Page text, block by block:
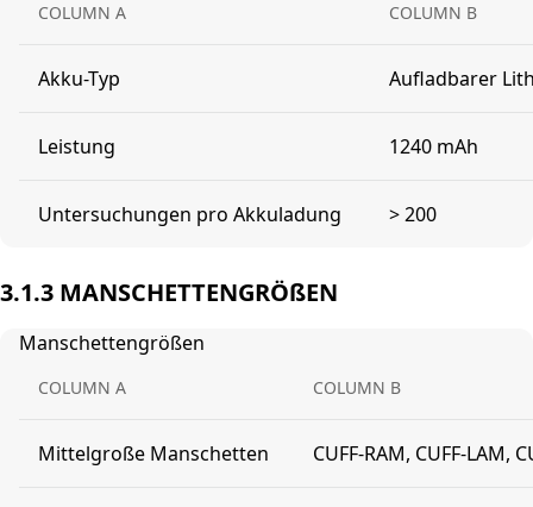
COLUMN A COLUMN B
Akku-Typ Aufladbarer
Leistung 1240 mAh
Untersuchungen pro Akkuladung > 200
3.1.3 MANSCHETTENGRÖßEN
Manschettengrößen
COLUMN A COLUMN B
Mittelgroße Manschetten CUFF-RAM, CUFF-LAM,